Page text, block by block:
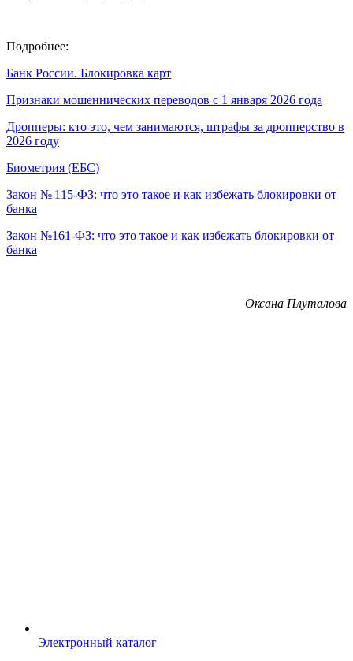
Подробнее:
Банк России. Блокировка карт
Признаки мошеннических переводов с 1 января 2026 года
Дропперы: кто это, чем занимаются, штрафы за дропперство в
2026 году
Биометрия (ЕБС)
Закон № 115-ФЗ: что это такое и как избежать блокировки от
банка
Закон №161-ФЗ: что это такое и как избежать блокировки от
банка
Оксана Плуталова
Электронный каталог